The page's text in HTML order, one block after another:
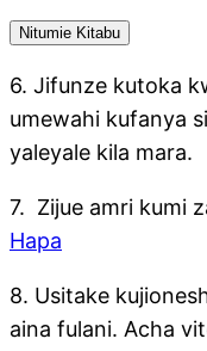
6. Jifunze kutoka
umewahi kufanya
yaleyale kila mara.
7. Zijue amri kumi
Hapa
8. Usitake
aina fulani. Acha